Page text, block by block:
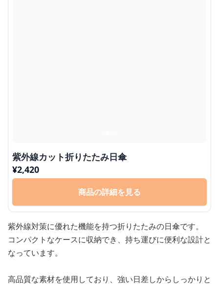
紫外線カット折りたたみ日傘
¥2,420
商品の詳細を見る
紫外線対策に優れた機能を持つ折りたたみの日傘です。
コンパクトなケースに収納でき、持ち運びに便利な設計と
なっています。
高品質な素材を使用しており、強い日差しからしっかりと